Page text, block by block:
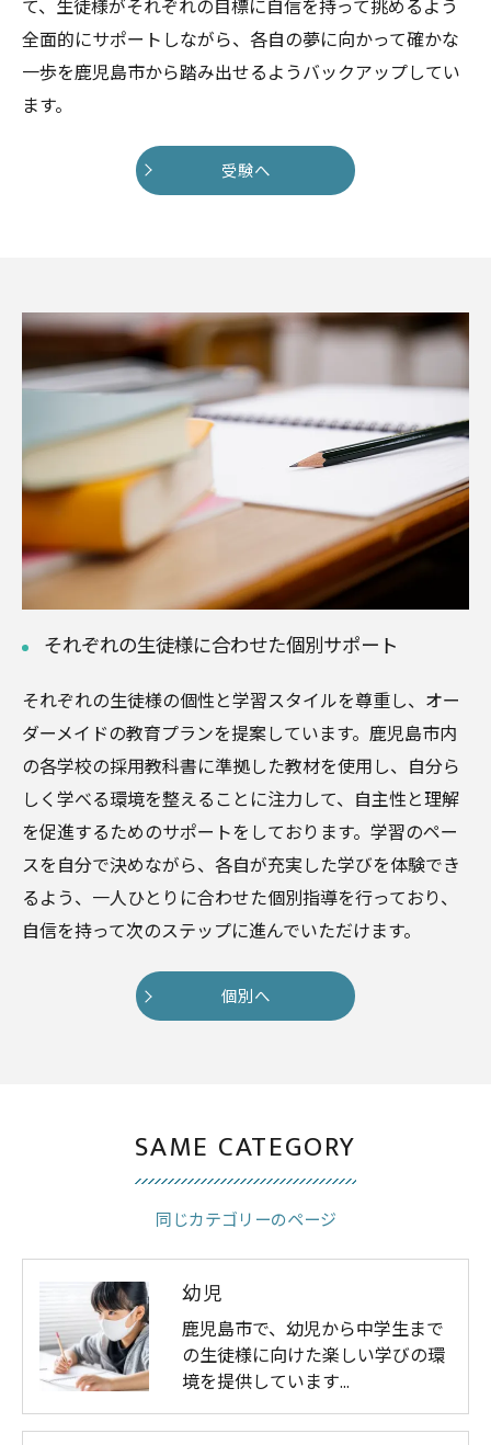
て、生徒様がそれぞれの目標に自信を持って挑めるよう
全面的にサポートしながら、各自の夢に向かって確かな
一歩を鹿児島市から踏み出せるようバックアップしてい
ます。
受験へ
それぞれの生徒様に合わせた個別サポート
それぞれの生徒様の個性と学習スタイルを尊重し、オー
ダーメイドの教育プランを提案しています。鹿児島市内
の各学校の採用教科書に準拠した教材を使用し、自分ら
しく学べる環境を整えることに注力して、自主性と理解
を促進するためのサポートをしております。学習のペー
スを自分で決めながら、各自が充実した学びを体験でき
るよう、一人ひとりに合わせた個別指導を行っており、
自信を持って次のステップに進んでいただけます。
個別へ
同じカテゴリーのページ
SAME CATEGORY
幼児
鹿児島市で、幼児から中学生まで
の生徒様に向けた楽しい学びの環
境を提供しています…